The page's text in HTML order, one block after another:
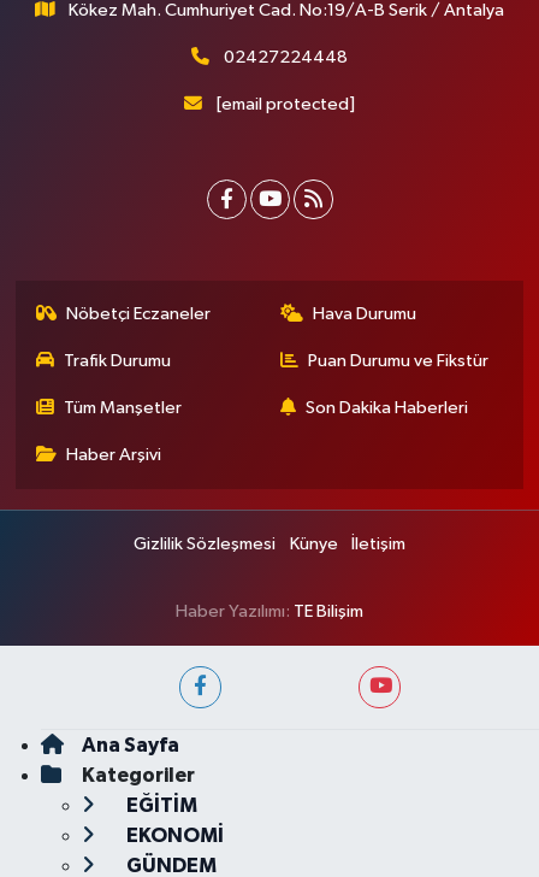
Kökez Mah. Cumhuriyet Cad. No:19/A-B Serik / Antalya
02427224448
[email protected]
Nöbetçi Eczaneler Hava Durumu
Trafik Durumu Puan Durumu ve Fikstür
Tüm Manşetler Son Dakika Haberleri
Haber Arşivi
Gizlilik Sözleşmesi Künye İletişim
Haber Yazılımı: TE Bilişim
Ana Sayfa
Kategoriler
EĞİTİM
EKONOMİ
GÜNDEM